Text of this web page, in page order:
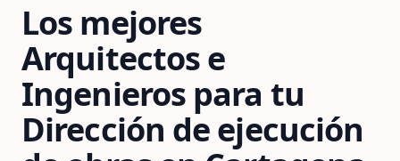
Los mejores
Arquitectos e
Ingenieros para tu
Dirección de ejecución